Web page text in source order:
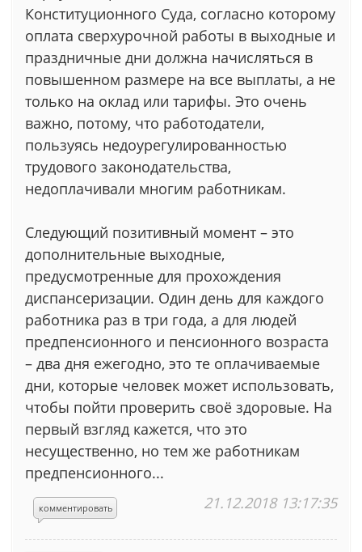
Конституционного Суда, согласно которому
оплата сверхурочной работы в выходные и
праздничные дни должна начисляться в
повышенном размере на все выплаты, а не
только на оклад или тарифы. Это очень
важно, потому, что работодатели,
пользуясь недоурегулированностью
трудового законодательства,
недоплачивали многим работникам.
Следующий позитивный момент – это
дополнительные выходные,
предусмотренные для прохождения
диспансеризации. Один день для каждого
работника раз в три года, а для людей
предпенсионного и пенсионного возраста
– два дня ежегодно, это те оплачиваемые
дни, которые человек может использовать,
чтобы пойти проверить своё здоровые. На
первый взгляд кажется, что это
несущественно, но тем же работникам
предпенсионного...
комментировать 21.12.2018 13:17:35